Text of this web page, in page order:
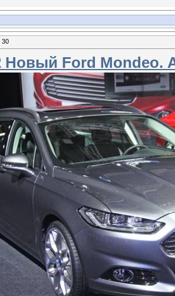
30
Новый Ford Mondeo.